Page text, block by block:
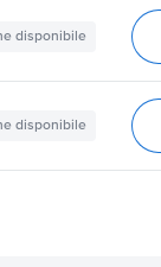
disponibile
disponibile